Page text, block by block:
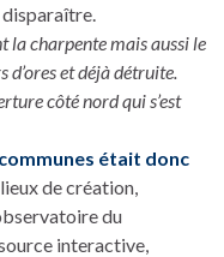
disparaître.
la charpente mais aussi le
et déjà détruite.
côté nord qui s’est
était donc
de création,
du
interactive,